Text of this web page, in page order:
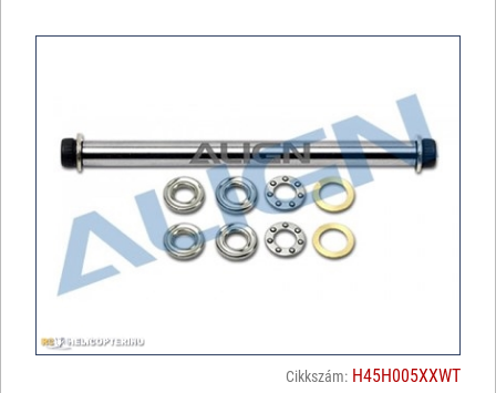
Cikkszám: H45H005XXWT